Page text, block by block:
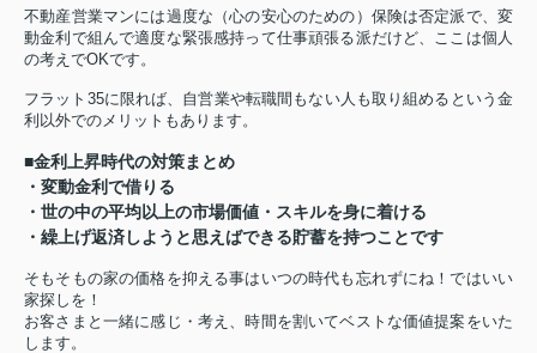
不動産営業マンには過度な（心の安心のための）保険は否定派で、変
動金利で組んで適度な緊張感持って仕事頑張る派だけど、ここは個人
の考えでOKです。
フラット35に限れば、自営業や転職間もない人も取り組めるという金
利以外でのメリットもあります。
■金利上昇時代の対策まとめ
・変動金利で借りる
・世の中の平均以上の市場価値・スキルを身に着ける
・繰上げ返済しようと思えばできる貯蓄を持つことです
そもそもの家の価格を抑える事はいつの時代も忘れずにね！ではいい
家探しを！
お客さまと一緒に感じ・考え、時間を割いてベストな価値提案をいた
します。